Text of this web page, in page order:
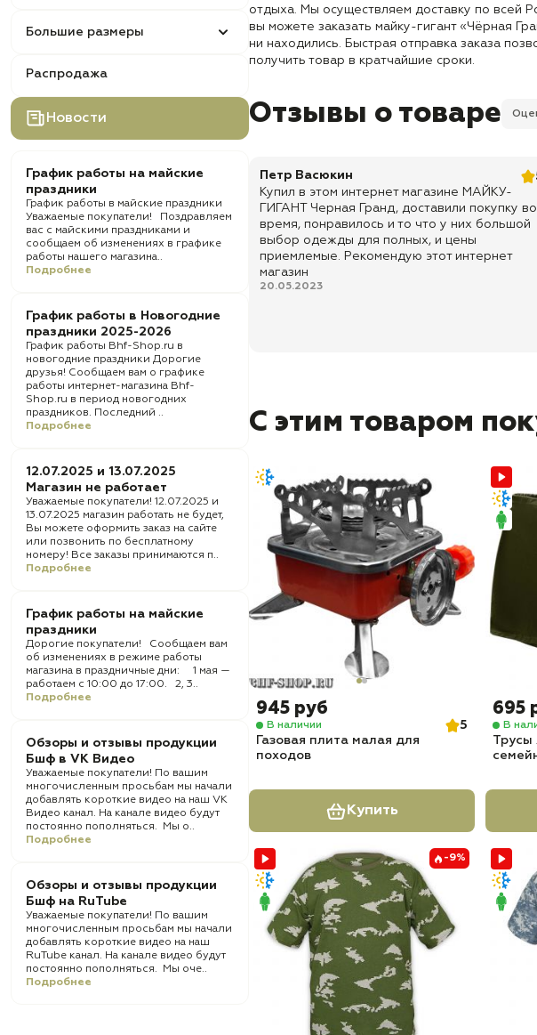
Большие размеры
Распродажа
Новости
График работы на майские
праздники
График работы в майские праздники
Уважаемые покупатели! Поздравляем
вас с майскими праздниками и
сообщаем об изменениях в графике
работы нашего магазина..
Подробнее
График работы в Новогодние
праздники 2025-2026
График работы Bhf-Shop.ru в
новогодние праздники Дорогие
друзья! Сообщаем вам о графике
работы интернет-магазина Bhf-
Shop.ru в период новогодних
праздников. Последний ..
Подробнее
12.07.2025 и 13.07.2025
Магазин не работает
Уважаемые покупатели! 12.07.2025 и
13.07.2025 магазин работать не будет,
Вы можете оформить заказ на сайте
или позвонить по бесплатному
номеру! Все заказы принимаются п..
Подробнее
График работы на майские
праздники
Дорогие покупатели! Сообщаем вам
об изменениях в режиме работы
магазина в праздничные дни: 1 мая —
работаем с 10:00 до 17:00. 2, 3..
Подробнее
Обзоры и отзывы продукции
Бшф в VK Видео
Уважаемые покупатели! По вашим
многочисленным просьбам мы начали
добавлять короткие видео на наш VK
Видео канал. На канале видео будут
постоянно пополняться. Мы о..
Подробнее
Обзоры и отзывы продукции
Бшф на RuTube
Уважаемые покупатели! По вашим
многочисленным просьбам мы начали
добавлять короткие видео на наш
RuTube канал. На канале видео будут
постоянно пополняться. Мы оче..
Подробнее
отдыха. Мы осуществляем доставку по всей
вы можете заказать майку-гигант «Чёрная
ни находились. Быстрая отправка заказа
получить товар в кратчайшие сроки.
Отзывы о товаре
Петр Васюкин
Купил в этом интернет магазине МАЙКУ-
ГИГАНТ Черная Гранд, доставили покупку во
время, понравилось и то что у них большой
выбор одежды для полных, и цены
приемлемые. Рекомендую этот интернет
магазин
20.05.2023
С этим товаром
945 руб
В наличии
5
Газовая плита малая для
походов
Купить
695
В
Трусы
-9%